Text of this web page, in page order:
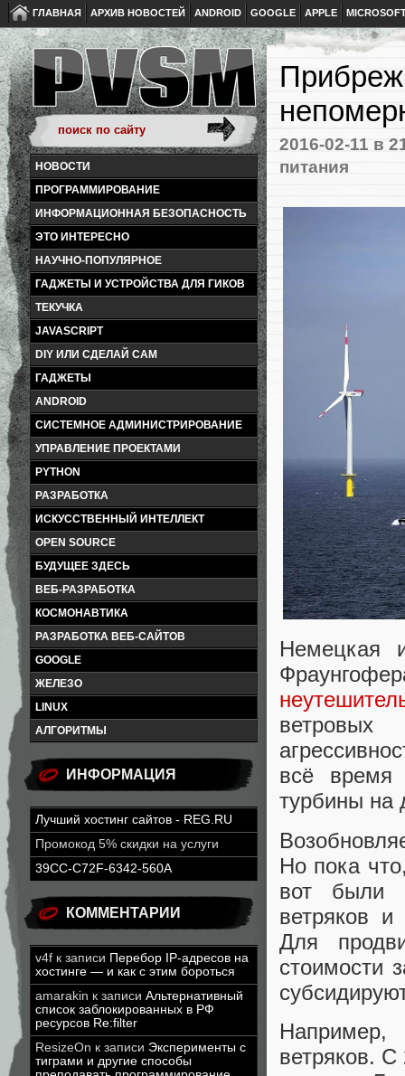
ГЛАВНАЯ АРХИВ НОВОСТЕЙ ANDROID GOOGLE APPLE
НОВОСТИ
ПРОГРАММИРОВАНИЕ
ИНФОРМАЦИОННАЯ БЕЗОПАСНОСТЬ
ЭТО ИНТЕРЕСНО
НАУЧНО-ПОПУЛЯРНОЕ
ГАДЖЕТЫ И УСТРОЙСТВА ДЛЯ ГИКОВ
ТЕКУЧКА
JAVASCRIPT
DIY ИЛИ СДЕЛАЙ САМ
ГАДЖЕТЫ
ANDROID
СИСТЕМНОЕ АДМИНИСТРИРОВАНИЕ
УПРАВЛЕНИЕ ПРОЕКТАМИ
PYTHON
РАЗРАБОТКА
ИСКУССТВЕННЫЙ ИНТЕЛЛЕКТ
OPEN SOURCE
БУДУЩЕЕ ЗДЕСЬ
ВЕБ-РАЗРАБОТКА
КОСМОНАВТИКА
РАЗРАБОТКА ВЕБ-САЙТОВ
GOOGLE
ЖЕЛЕЗО
LINUX
АЛГОРИТМЫ
ИНФОРМАЦИЯ
Лучший хостинг сайтов - REG.RU
Промокод 5% скидки на услуги
39CC-C72F-6342-560A
КОММЕНТАРИИ
v4f к записи Перебор IP-адресов на
хостинге — и как с этим бороться
amarakin к записи Альтернативный
список заблокированных в РФ
ресурсов Re:filter
ResizeOn к записи Эксперименты с
тиграми и другие способы
2016-02-11 в
питания
Немецкая
всё время
турбины на
Но пока
вот были
ветряков и
Для
стоимости
ветряков.